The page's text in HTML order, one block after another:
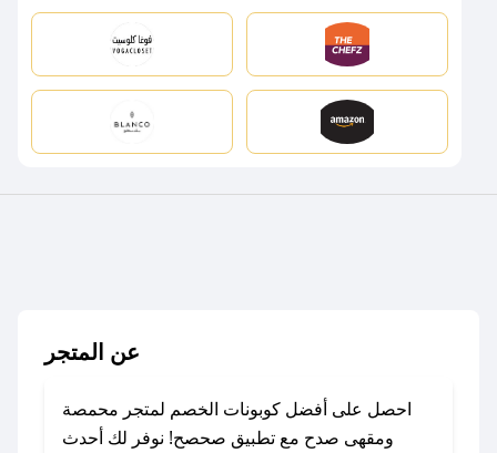
عن المتجر
احصل على أفضل كوبونات الخصم لمتجر محمصة
ومقهى صدح مع تطبيق صحصح! نوفر لك أحدث